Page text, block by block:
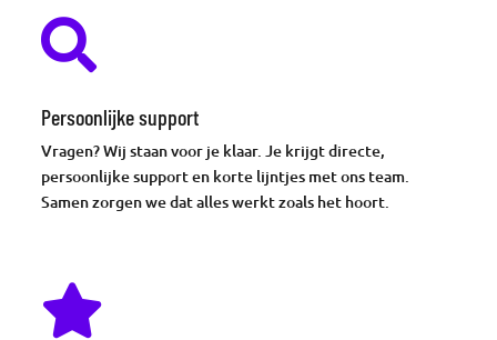

Persoonlijke support
Vragen? Wij staan voor je klaar. Je krijgt directe,
persoonlijke support en korte lijntjes met ons team.
Samen zorgen we dat alles werkt zoals het hoort.
